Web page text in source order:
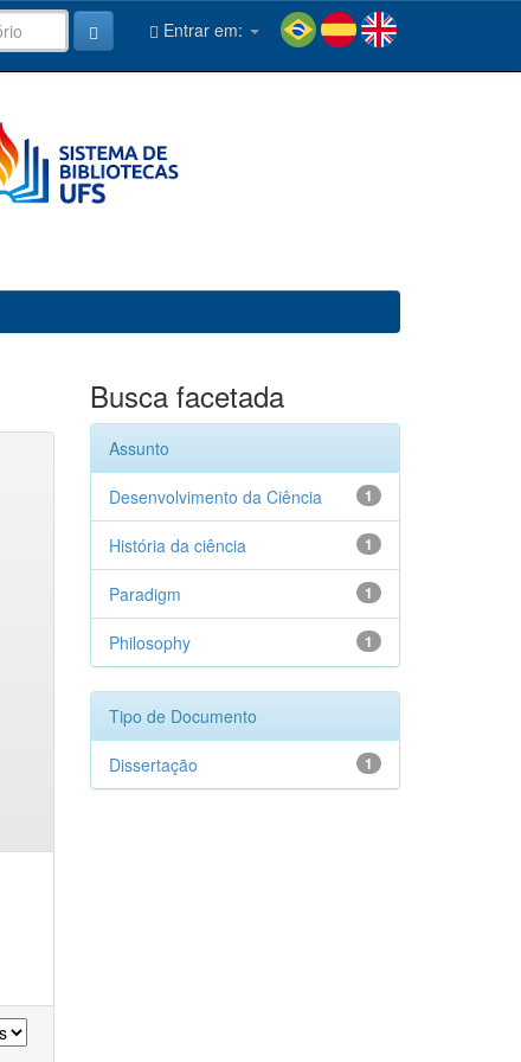
Entrar em:
Busca facetada
Assunto
1
Desenvolvimento da Ciência
1
História da ciência
1
Paradigm
1
Philosophy
Tipo de Documento
1
Dissertação